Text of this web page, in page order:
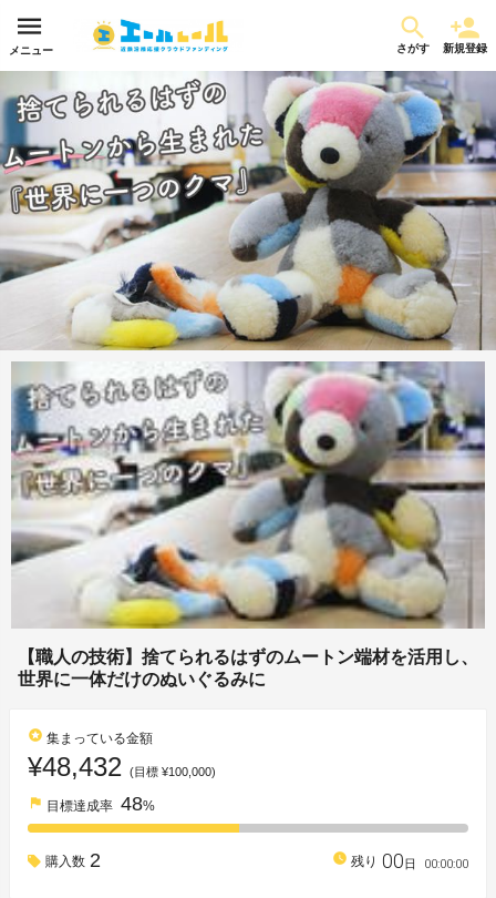
メニュー さがす 新規登録
【職人の技術】捨てられるはずのムートン端材を活用し、
世界に一体だけのぬいぐるみに
stars 集まっている金額
¥48,432 (目標 ¥100,000)
flag 目標達成率 48%
購入数 2 watch_later 残り 00日 00:00:00